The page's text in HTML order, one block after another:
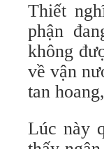
Thiết
phận
không
về vận
tan
Lúc này